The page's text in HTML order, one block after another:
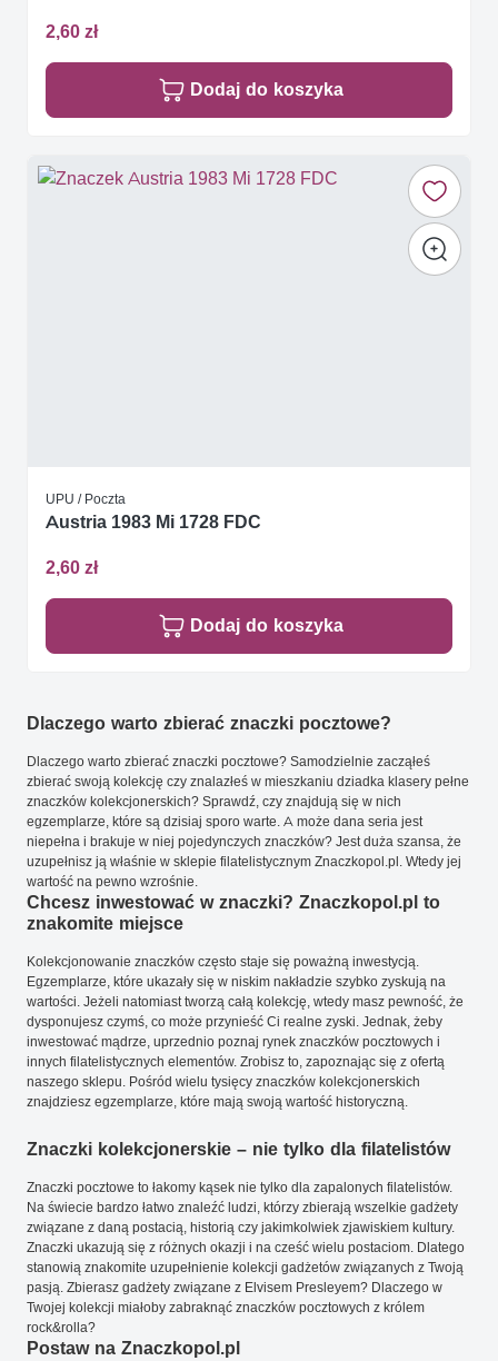
2,60 zł
Dodaj do koszyka
UPU / Poczta
Austria 1983 Mi 1728 FDC
2,60 zł
Dodaj do koszyka
Dlaczego warto zbierać znaczki pocztowe?
Dlaczego warto zbierać znaczki pocztowe? Samodzielnie zacząłeś
zbierać swoją kolekcję czy znalazłeś w mieszkaniu dziadka klasery pełne
znaczków kolekcjonerskich? Sprawdź, czy znajdują się w nich
egzemplarze, które są dzisiaj sporo warte. A może dana seria jest
niepełna i brakuje w niej pojedynczych znaczków? Jest duża szansa, że
uzupełnisz ją właśnie w sklepie filatelistycznym Znaczkopol.pl. Wtedy jej
wartość na pewno wzrośnie.
Chcesz inwestować w znaczki? Znaczkopol.pl to
znakomite miejsce
Kolekcjonowanie znaczków często staje się poważną inwestycją.
Egzemplarze, które ukazały się w niskim nakładzie szybko zyskują na
wartości. Jeżeli natomiast tworzą całą kolekcję, wtedy masz pewność, że
dysponujesz czymś, co może przynieść Ci realne zyski. Jednak, żeby
inwestować mądrze, uprzednio poznaj rynek znaczków pocztowych i
innych filatelistycznych elementów. Zrobisz to, zapoznając się z ofertą
naszego sklepu. Pośród wielu tysięcy znaczków kolekcjonerskich
znajdziesz egzemplarze, które mają swoją wartość historyczną.
Znaczki kolekcjonerskie – nie tylko dla filatelistów
Znaczki pocztowe to łakomy kąsek nie tylko dla zapalonych filatelistów.
Na świecie bardzo łatwo znaleźć ludzi, którzy zbierają wszelkie gadżety
związane z daną postacią, historią czy jakimkolwiek zjawiskiem kultury.
Znaczki ukazują się z różnych okazji i na cześć wielu postaciom. Dlatego
stanowią znakomite uzupełnienie kolekcji gadżetów związanych z Twoją
pasją. Zbierasz gadżety związane z Elvisem Presleyem? Dlaczego w
Twojej kolekcji miałoby zabraknąć znaczków pocztowych z królem
rock&rolla?
Postaw na Znaczkopol.pl